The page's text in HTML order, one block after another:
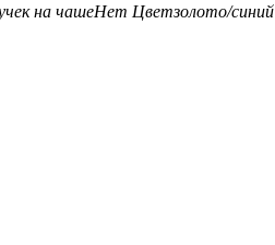
на чашеНет Цветзолото/синий